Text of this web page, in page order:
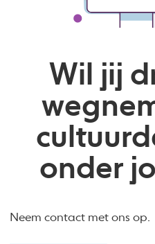
Wil jij
onder
Neem contact met ons op.